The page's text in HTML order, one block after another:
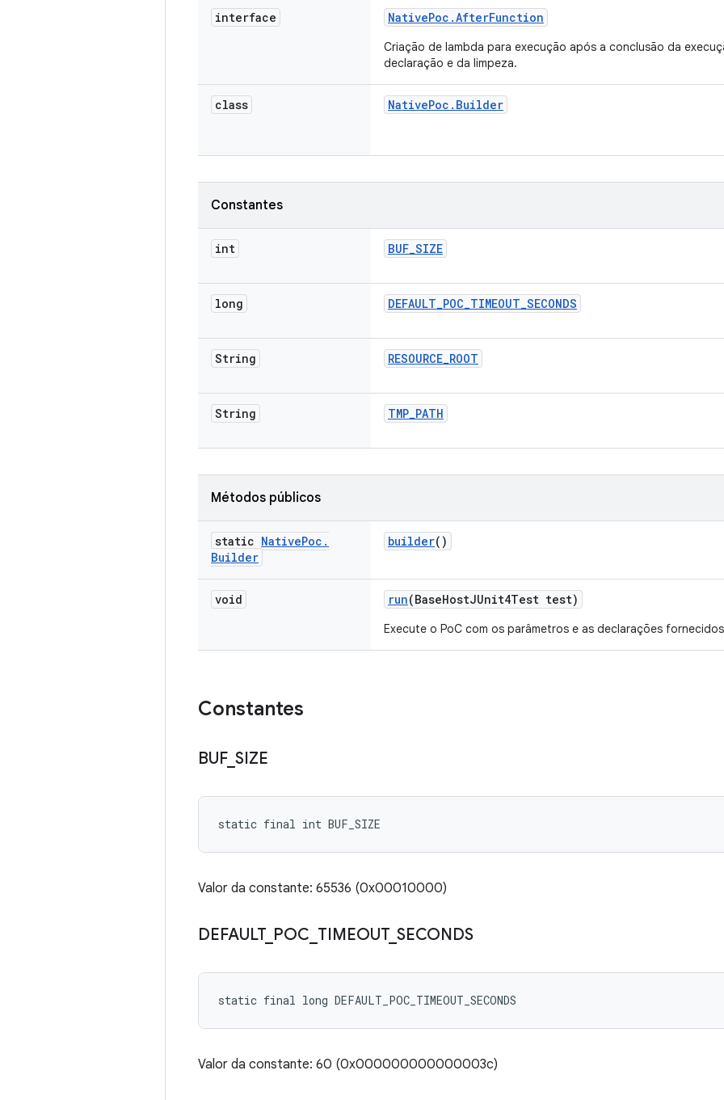
interface NativePoc .AfterFunction
Criação de lambda para execução após a conclusão da
declaração e da limpeza.
class NativePoc . Builder
Constantes
int BUF_SIZE
long DEFAULT_POC_TIMEOUT_SECONDS
String RESOURCE_ROOT
String TMP_PATH
Métodos públicos
static NativePoc .
Builder
builder()
void run(BaseHostJUnit4Test test)
Execute o PoC com os parâmetros e as declarações
Constantes
BUF_ SIZE
static final int BUF_SIZE
Valor da constante: 65536 (0x00010000)
DEFAULT_ POC TIMEOUT_ SECONDS
static final long DEFAULT_POC_TIMEOUT_SECONDS
Valor da constante: 60 (0x000000000000003c)